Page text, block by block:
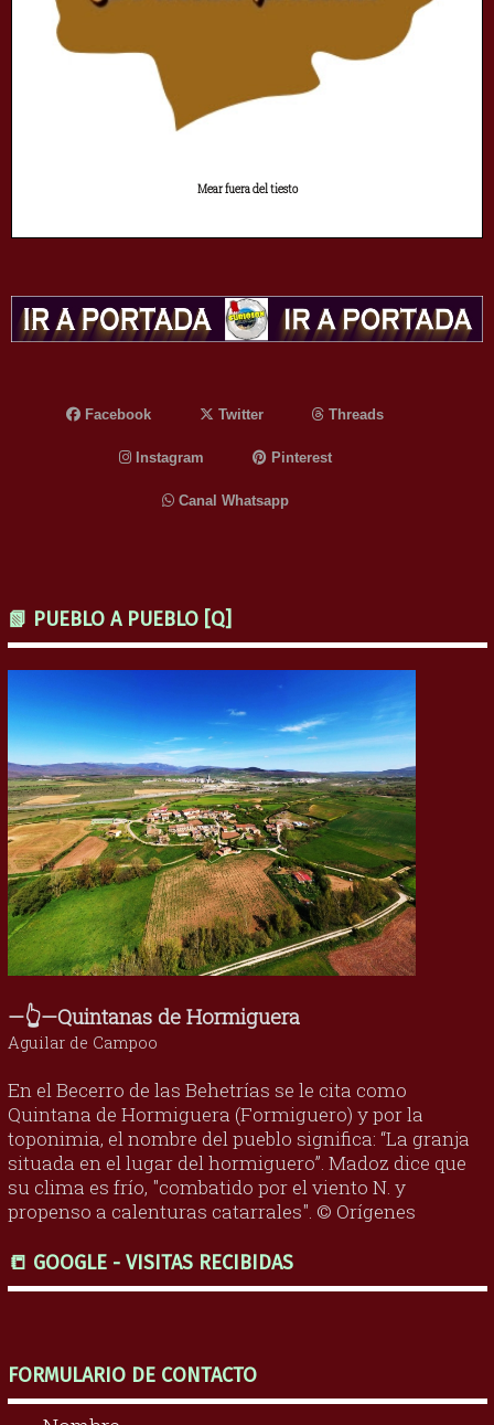
Mear fuera del tiesto
Facebook Twitter Threads
Instagram Pinterest
Canal Whatsapp
📗 PUEBLO A PUEBLO [Q]
—👆—Quintanas de Hormiguera
Aguilar de Campoo
En el Becerro de las Behetrías se le cita como
Quintana de Hormiguera (Formiguero) y por la
toponimia, el nombre del pueblo significa: “La granja
situada en el lugar del hormiguero”. Madoz dice que
su clima es frío, "combatido por el viento N. y
propenso a calenturas catarrales". © Orígenes
📒 GOOGLE - VISITAS RECIBIDAS
FORMULARIO DE CONTACTO